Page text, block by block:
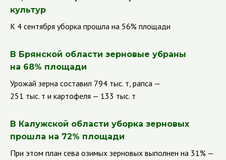
культур
К 4 сентября уборка прошла на 56% площади
В Брянской области зерновые убраны
на 68% площади
Урожай зерна составил 794 тыс. т, рапса —
251 тыс. т и картофеля — 133 тыс. т
В Калужской области уборка зерновых
прошла на 72% площади
При этом план сева озимых зерновых выполнен на 31% —